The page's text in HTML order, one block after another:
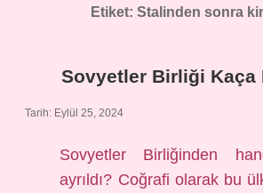
Etiket: Stalinden sonra
Sovyetler Birliği Kaça
Tarih: Eylül 25, 2024
Sovyetler Birliğinden
ayrıldı? Coğrafi olarak bu